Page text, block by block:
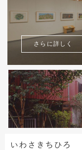
さらに詳しく